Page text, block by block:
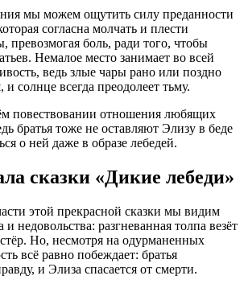
мы можем ощутить силу преданности
согласна молчать и плести
превозмогая боль, ради того, чтобы
Немалое место занимает во всей
ведь злые чары рано или поздно
и солнце всегда преодолеет тьму.
повествовании отношения любящих
братья тоже не оставляют Элизу в беде
о ней даже в образе лебедей.
сказки «Дикие лебеди»
этой прекрасной сказки мы видим
недовольства: разгневанная толпа везёт
Но, несмотря на одурманенных
всё равно побеждает: братья
и Элиза спасается от смерти.